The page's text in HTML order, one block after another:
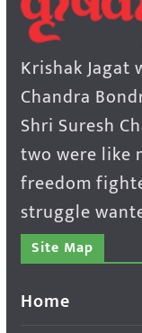
Krishak Jagat
Chandra
Shri Suresh
two were like
freedom
struggle
Site Map
Home